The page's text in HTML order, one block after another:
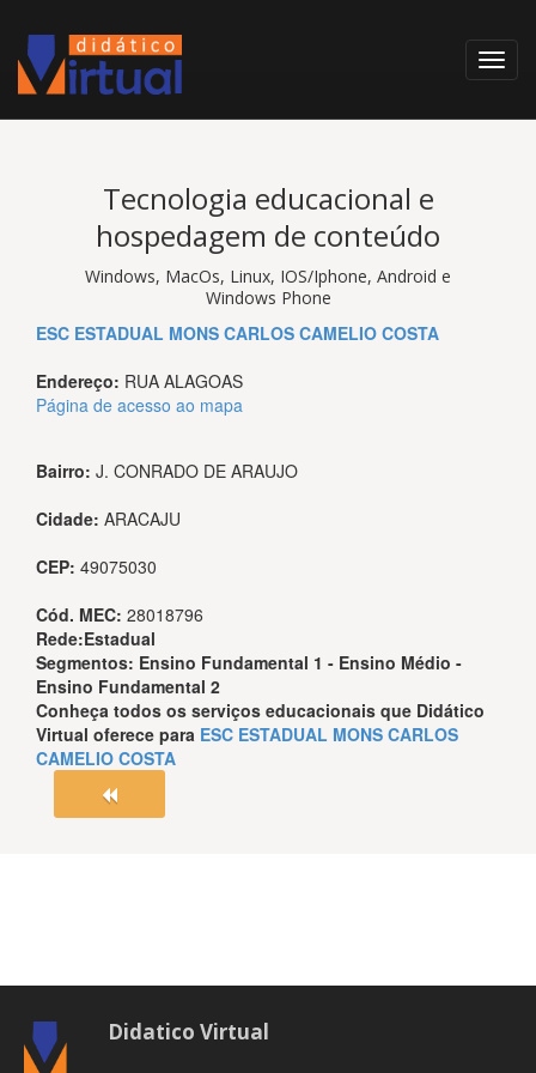
Tecnologia educacional e
hospedagem de conteúdo
Windows, MacOs, Linux, IOS/Iphone, Android e
Windows Phone
ESC ESTADUAL MONS CARLOS CAMELIO COSTA
Endereço: RUA ALAGOAS
Página de acesso ao mapa
Bairro: J. CONRADO DE ARAUJO
Cidade: ARACAJU
CEP: 49075030
Cód. MEC: 28018796
Rede:Estadual
Segmentos: Ensino Fundamental 1 - Ensino Médio -
Ensino Fundamental 2
Conheça todos os serviços educacionais que Didático
Virtual oferece para ESC ESTADUAL MONS CARLOS
CAMELIO COSTA
Didatico Virtual